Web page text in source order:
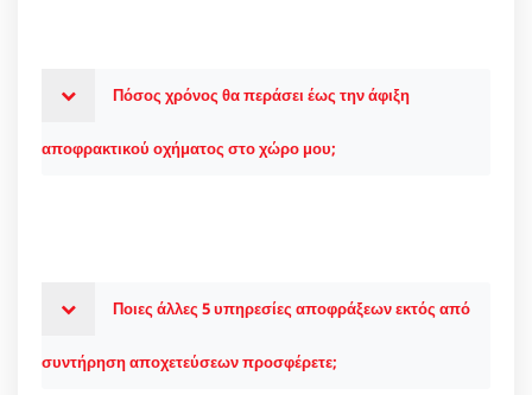
Πόσος χρόνος θα περάσει έως την άφιξη
αποφρακτικού οχήματος στο χώρο μου;
Ποιες άλλες 5 υπηρεσίες αποφράξεων εκτός από
συντήρηση αποχετεύσεων προσφέρετε;